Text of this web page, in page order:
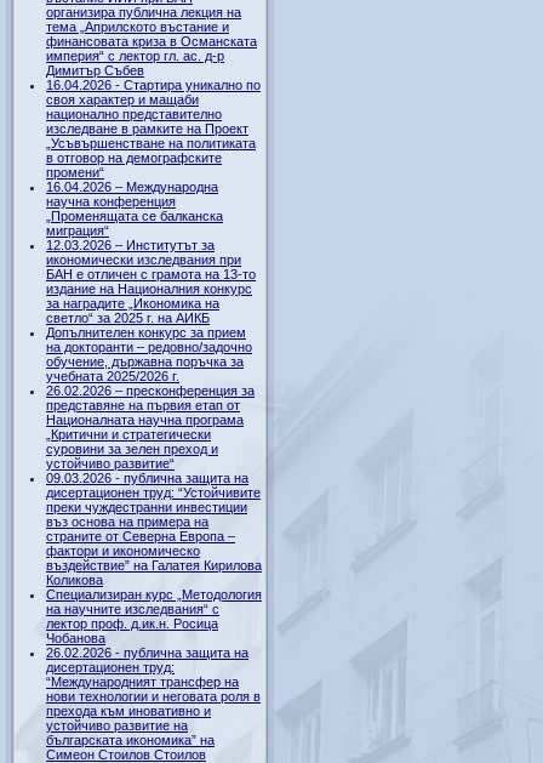
организира публична лекция на
тема „Априлското въстание и
финансовата криза в Османската
империя“ с лектор гл. ас. д-р
Димитър Събев
16.04.2026 - Стартира уникално по
своя характер и мащаби
национално представително
изследване в рамките на Проект
„Усъвършенстване на политиката
в отговор на демографските
промени“
16.04.2026 – Международна
научна конференция
„Променящата се балканска
миграция“
12.03.2026 – Институтът за
икономически изследвания при
БАН е отличен с грамота на 13-то
издание на Националния конкурс
за наградите „Икономика на
светло“ за 2025 г. на АИКБ
Допълнителен конкурс за прием
на докторанти – редовно/задочно
обучение, държавна поръчка за
учебната 2025/2026 г.
26.02.2026 – пресконференция за
представяне на първия етап от
Националната научна програма
„Критични и стратегически
суровини за зелен преход и
устойчиво развитие“
09.03.2026 - публична защита на
дисертационен труд: “Устойчивите
преки чуждестранни инвестиции
въз основа на примера на
страните от Северна Европа –
фактори и икономическо
въздействие” на Галатея Кирилова
Коликова
Специализиран курс „Методология
на научните изследвания“ с
лектор проф. д.ик.н. Росица
Чобанова
26.02.2026 - публична защита на
дисертационен труд:
“Международният трансфер на
нови технологии и неговата роля в
прехода към иновативно и
устойчиво развитие на
българската икономика” на
Симеон Стоилов Стоилов